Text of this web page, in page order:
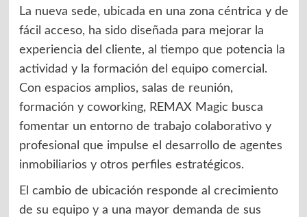
La nueva sede, ubicada en una zona céntrica y de
fácil acceso, ha sido diseñada para mejorar la
experiencia del cliente, al tiempo que potencia la
actividad y la formación del equipo comercial.
Con espacios amplios, salas de reunión,
formación y coworking, REMAX Magic busca
fomentar un entorno de trabajo colaborativo y
profesional que impulse el desarrollo de agentes
inmobiliarios y otros perfiles estratégicos.
El cambio de ubicación responde al crecimiento
de su equipo y a una mayor demanda de sus